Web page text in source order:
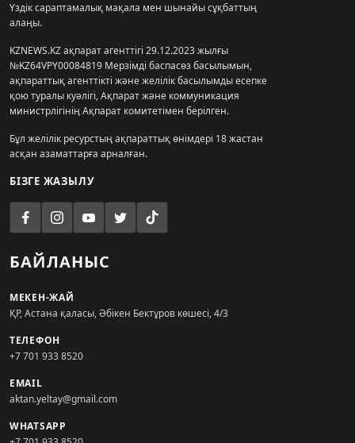
Үздік сараптамалық мақала мен шынайы сұқбаттың
алаңы.
KZNEWS.KZ ақпарат агенттігі 29.12.2023 жылғы
№KZ64VPY00084819 Мерзімді баспасөз басылымын,
ақпараттық агенттікті және желілік басылымды есепке
қою туралы куәлігі, Ақпарат және коммуникация
министрлігінің Ақпарат комитетімен берілген.
Бұл желілік ресурстың ақпараттық өнімдері 18 жастан
асқан азаматтарға арналған.
БІЗГЕ ЖАЗЫЛУ
БАЙЛАНЫС
МЕКЕН-ЖАЙ
ҚР, Астана қаласы, Әбікен Бектұров көшесі, 4/3
ТЕЛЕФОН
+7 701 933 8520
EMAIL
aktan.yeltay@gmail.com
WHATSAPP